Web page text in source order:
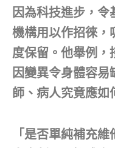
因為科技進步，
機構用以作招徠，
度保留。他舉例，
因變異令身體容
師、病人究竟應如
「是否單純補充